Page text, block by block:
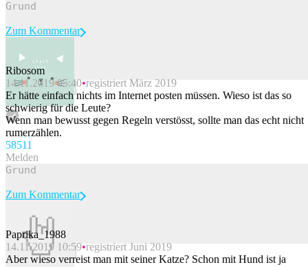
Beitrag melden
Zum Kommentar
Ribosom
14.11.2019 05:40 registriert März 2019
Er hätte einfach nichts im Internet posten müssen. Wieso ist das so
schwierig für die Leute?
Wenn man bewusst gegen Regeln verstösst, sollte man das echt nicht
rumerzählen.
58511
Melden
Beitrag melden
Zum Kommentar
Paprika_1988
14.11.2019 10:59 registriert Juni 2019
Aber wieso verreist man mit seiner Katze? Schon mit Hund ist ja